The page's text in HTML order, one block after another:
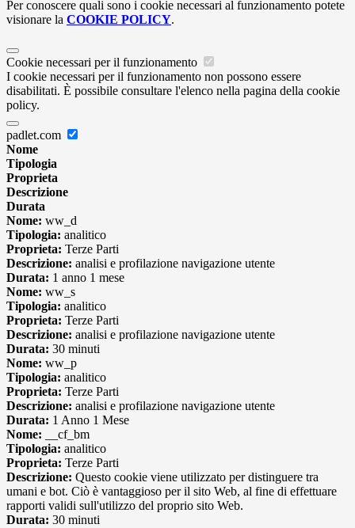
Per conoscere quali sono i cookie necessari al funzionamento potete
visionare la COOKIE POLICY.
Cookie necessari per il funzionamento
I cookie necessari per il funzionamento non possono essere
disabilitati. È possibile consultare l'elenco nella pagina della cookie
policy.
padlet.com
Nome
Tipologia
Proprieta
Descrizione
Durata
Nome: ww_d
Tipologia: analitico
Proprieta: Terze Parti
Descrizione: analisi e profilazione navigazione utente
Durata: 1 anno 1 mese
Nome: ww_s
Tipologia: analitico
Proprieta: Terze Parti
Descrizione: analisi e profilazione navigazione utente
Durata: 30 minuti
Nome: ww_p
Tipologia: analitico
Proprieta: Terze Parti
Descrizione: analisi e profilazione navigazione utente
Durata: 1 Anno 1 Mese
Nome: __cf_bm
Tipologia: analitico
Proprieta: Terze Parti
Descrizione: Questo cookie viene utilizzato per distinguere tra
umani e bot. Ciò è vantaggioso per il sito Web, al fine di effettuare
rapporti validi sull'utilizzo del proprio sito Web.
Durata: 30 minuti